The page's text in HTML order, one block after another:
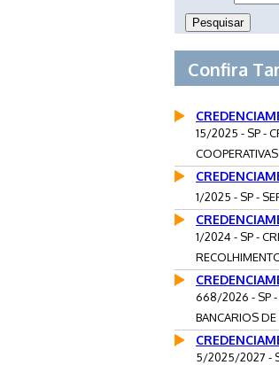
Confira
15/2025 - SP -
1/2025 - SP -
1/2024 - SP -
668/2026 - SP -
BANCARIOS
5/2025/2027 -